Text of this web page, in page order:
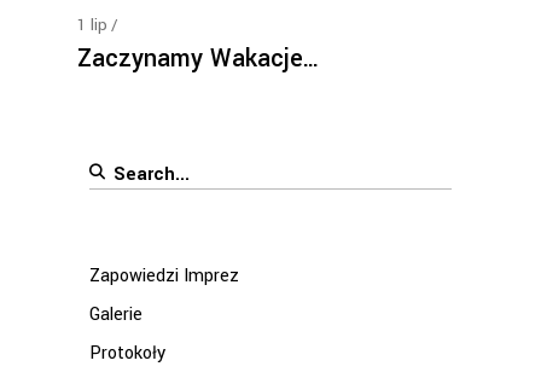
1 lip
Zaczynamy Wakacje…
Search
Zapowiedzi Imprez
Galerie
Protokoły